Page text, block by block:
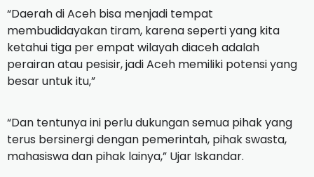
“Daerah di Aceh bisa menjadi tempat
membudidayakan tiram, karena seperti yang kita
ketahui tiga per empat wilayah diaceh adalah
perairan atau pesisir, jadi Aceh memiliki potensi yang
besar untuk itu,”
“Dan tentunya ini perlu dukungan semua pihak yang
terus bersinergi dengan pemerintah, pihak swasta,
mahasiswa dan pihak lainya,” Ujar Iskandar.